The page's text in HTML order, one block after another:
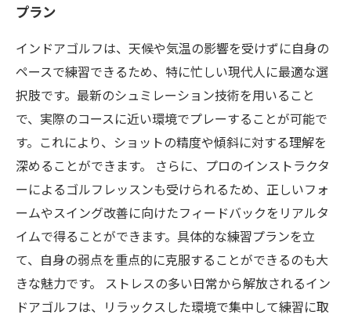
プラン
インドアゴルフは、天候や気温の影響を受けずに自身の
ペースで練習できるため、特に忙しい現代人に最適な選
択肢です。最新のシュミレーション技術を用いること
で、実際のコースに近い環境でプレーすることが可能で
す。これにより、ショットの精度や傾斜に対する理解を
深めることができます。 さらに、プロのインストラクタ
ーによるゴルフレッスンも受けられるため、正しいフォ
ームやスイング改善に向けたフィードバックをリアルタ
イムで得ることができます。具体的な練習プランを立
て、自身の弱点を重点的に克服することができるのも大
きな魅力です。 ストレスの多い日常から解放されるイン
ドアゴルフは、リラックスした環境で集中して練習に取